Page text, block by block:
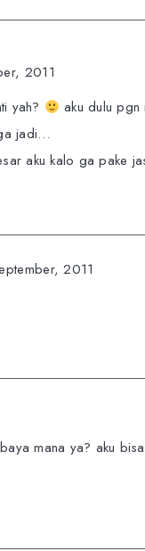
2011
yah?
aku dulu
jadi…
aku kalo ga pake
2011
mana ya? aku